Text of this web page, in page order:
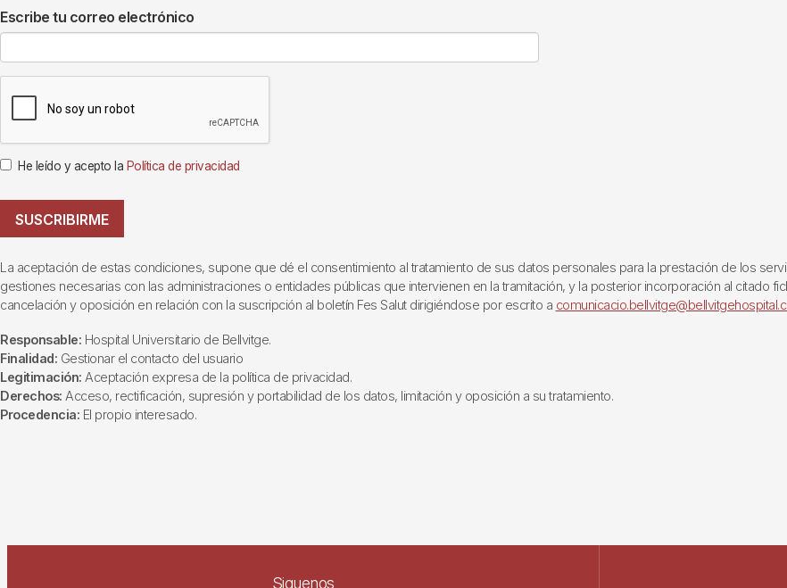
Escribe tu correo electrónico
He leído y acepto la Política de privacidad
SUSCRIBIRME
La aceptación de estas condiciones, supone que dé el consentimiento al tratamiento de sus datos personales para la prestación de los
gestiones necesarias con las administraciones o entidades públicas que intervienen en la tramitación, y la posterior incorporación al citado
cancelación y oposición en relación con la suscripción al boletín Fes Salut dirigiéndose por escrito a
Responsable: Hospital Universitario de Bellvitge.
Finalidad: Gestionar el contacto del usuario
Legitimación: Aceptación expresa de la política de privacidad.
Derechos: Acceso, rectificación, supresión y portabilidad de los datos, limitación y oposición a su tratamiento.
Procedencia: El propio interesado.
Siguenos